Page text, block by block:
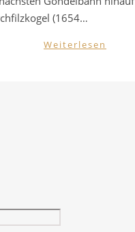
(1654…
Weiterlesen